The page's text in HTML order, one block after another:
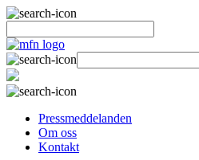
Pressmeddelanden
Om oss
Kontakt